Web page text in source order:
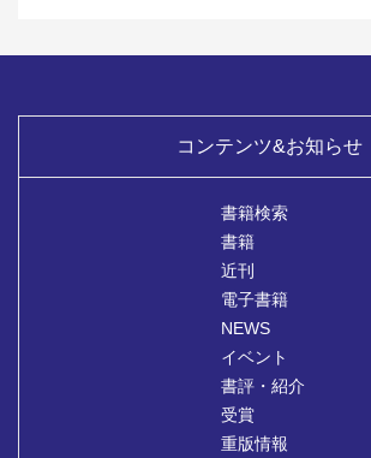
コンテンツ&お知らせ
書籍検索
書籍
近刊
電子書籍
NEWS
イベント
書評・紹介
受賞
重版情報